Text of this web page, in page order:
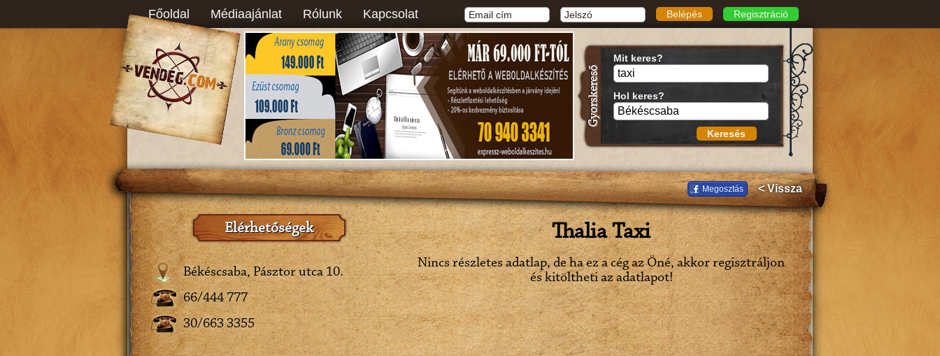
Főoldal Médiaajánlat Rólunk Kapcsolat Regisztráció
Belépés
Mit keres?
Hol keres?
Keresés
< Vissza
Megosztás
Elérhetőségek
Békéscsaba, Pásztor utca 10.
66/444 777
30/663 3355
Thalia Taxi
Nincs részletes adatlap, de ha ez a cég az Öné, akkor regisztráljon
és kitöltheti az adatlapot!
Szeretnék regisztrálni!